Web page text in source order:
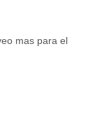
mas para el